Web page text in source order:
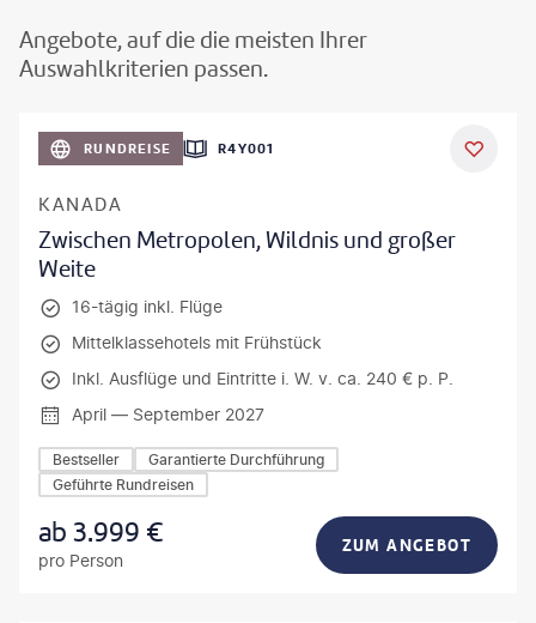
Angebote, auf die die meisten Ihrer
Auswahlkriterien passen.
RUNDREISE R4Y001
KANADA
Zwischen Metropolen, Wildnis und großer
Weite
16-tägig inkl. Flüge
Mittelklassehotels mit Frühstück
Inkl. Ausflüge und Eintritte i. W. v. ca. 240 € p. P.
April — September 2027
Bestseller
Garantierte Durchführung
Geführte Rundreisen
ab3.999 €
pro Person
ZUM ANGEBOT